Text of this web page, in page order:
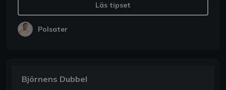
Läs tipset
Polsater
Björnens Dubbel